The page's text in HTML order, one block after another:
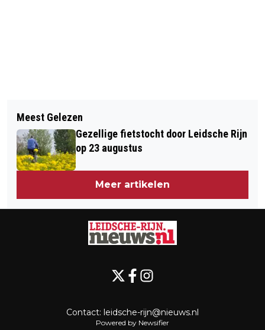
BUITENBIOS DE MEERN
MANEGE CASTELLUM BESTAAT 22
JAAR
Meest Gelezen
Gezellige fietstocht door Leidsche Rijn
op 23 augustus
Meer artikelen
Contact: leidsche-rijn@nieuws.nl
Powered by Newsifier